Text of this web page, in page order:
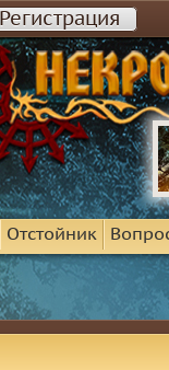
Регистрация
Отстойник